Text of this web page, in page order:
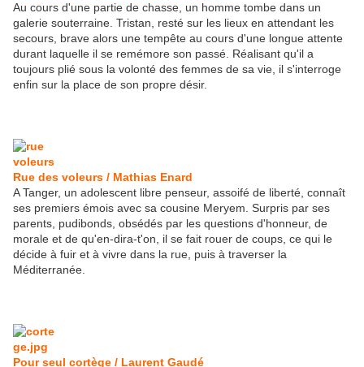
Au cours d'une partie de chasse, un homme tombe dans un
galerie souterraine. Tristan, resté sur les lieux en attendant les
secours, brave alors une tempête au cours d'une longue attente
durant laquelle il se remémore son passé. Réalisant qu'il a
toujours plié sous la volonté des femmes de sa vie, il s'interroge
enfin sur la place de son propre désir.
Rue des voleurs / Mathias Enard
A Tanger, un adolescent libre penseur, assoifé de liberté, connaît
ses premiers émois avec sa cousine Meryem. Surpris par ses
parents, pudibonds, obsédés par les questions d'honneur, de
morale et de qu'en-dira-t'on, il se fait rouer de coups, ce qui le
décide à fuir et à vivre dans la rue, puis à traverser la
Méditerranée.
Pour seul cortège / Laurent Gaudé